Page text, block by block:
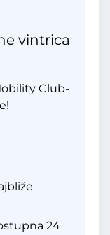
vintrica
Club-
24